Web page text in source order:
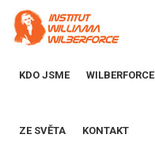
KDO JSME WILBERFORCE
ZE SVĚTA KONTAKT